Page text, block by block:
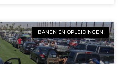
BANEN EN OPLEIDINGEN